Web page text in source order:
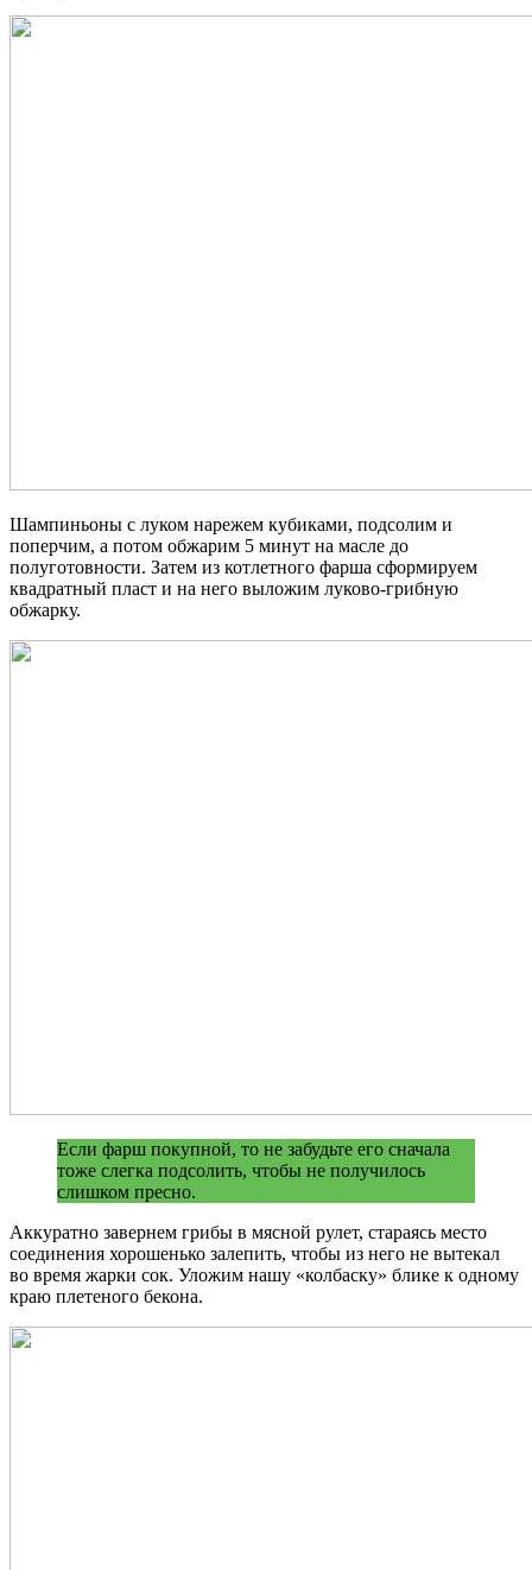
Шампиньоны с луком нарежем кубиками, подсолим и
поперчим, а потом обжарим 5 минут на масле до
полуготовности. Затем из котлетного фарша сформируем
квадратный пласт и на него выложим луково-грибную
обжарку.
Если фарш покупной, то не забудьте его сначала
тоже слегка подсолить, чтобы не получилось
слишком пресно.
Аккуратно завернем грибы в мясной рулет, стараясь место
соединения хорошенько залепить, чтобы из него не вытекал
во время жарки сок. Уложим нашу «колбаску» блике к одному
краю плетеного бекона.